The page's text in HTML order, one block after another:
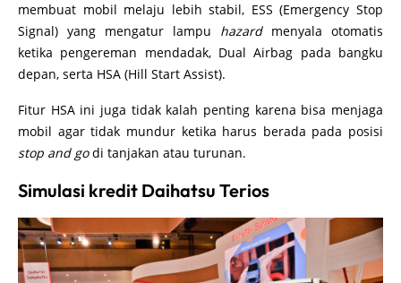
membuat mobil melaju lebih stabil, ESS (Emergency Stop
Signal) yang mengatur lampu hazardmenyala otomatis
ketika pengereman mendadak, Dual Airbag pada bangku
depan, serta HSA (Hill Start Assist).
Fitur HSA ini juga tidak kalah penting karena bisa menjaga
mobil agar tidak mundur ketika harus berada pada posisi
stop and godi tanjakan atau turunan.
Simulasi kredit Daihatsu Terios